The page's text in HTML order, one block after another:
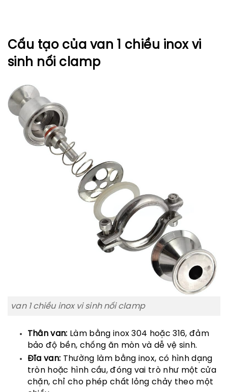
Cấu tạo của van 1 chiều inox vi
sinh nối clamp
van 1 chiều inox vi sinh nối clamp
Thân van: Làm bằng inox 304 hoặc 316, đảm
bảo độ bền, chống ăn mòn và dễ vệ sinh.
Đĩa van: Thường làm bằng inox, có hình dạng
tròn hoặc hình cầu, đóng vai trò như một cửa
chặn, chỉ cho phép chất lỏng chảy theo một